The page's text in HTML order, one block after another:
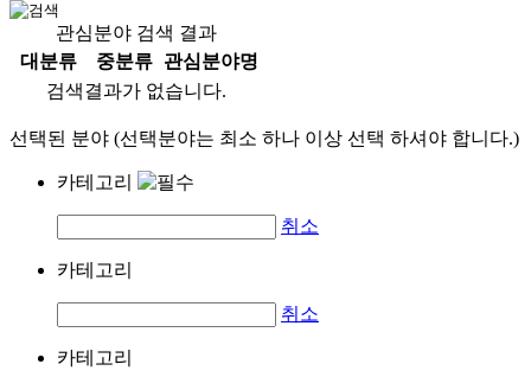
관심분야 검색 결과
대분류
중분류
관심분야명
검색결과가 없습니다.
선택된 분야 (선택분야는 최소 하나 이상 선택 하셔야 합니다.)
카테고리
취소
카테고리
취소
카테고리